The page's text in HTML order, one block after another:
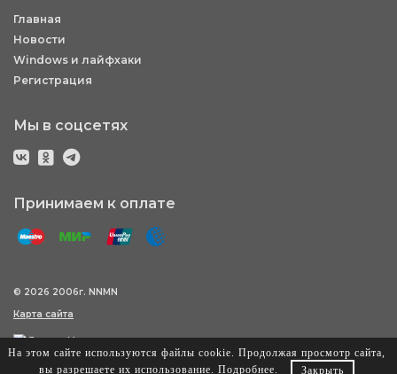
Главная
Новости
Windows и лайфхаки
Регистрация
Мы в соцсетях
Принимаем к оплате
© 2026 2006г. NNMN
Карта сайта
На этом сайте используются файлы cookie. Продолжая просмотр сайта,
вы разрешаете их использование. Подробнее. Закрыть